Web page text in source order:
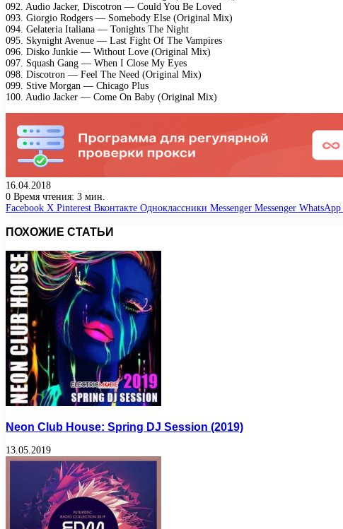
092. Audio Jacker, Discotron — Could You Be Loved
093. Giorgio Rodgers — Somebody Else (Original Mix)
094. Gelateria Italiana — Tonights The Night
095. Skynight Avenue — Last Fight Of The Vampires
096. Disko Junkie — Without Love (Original Mix)
097. Squash Gang — When I Close My Eyes
098. Discotron — Feel The Need (Original Mix)
099. Stive Morgan — Chicago Plus
100. Audio Jacker — Come On Baby (Original Mix)
16.04.2018
0 Время чтения: 3 мин.
Facebook X Pinterest Вконтакте Одноклассники Messenger Messenger WhatsApp
ПОХОЖИЕ СТАТЬИ
Neon Club House: Spring DJ Session (2019)
13.05.2019